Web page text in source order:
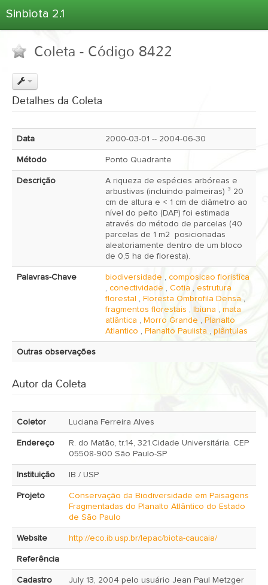
Sinbiota 2.1
Informações Ambientais
Coletas
Atlas 2.1
Estatísticas
Coleta - Código 8422
Detalhes da Coleta
Data 2000-03-01 -- 2004-06-30
Método Ponto Quadrante
Descrição
A riqueza de espécies arbóreas e
arbustivas (incluindo palmeiras) ³ 20
cm de altura e < 1 cm de diâmetro ao
nível do peito (DAP) foi estimada
através do método de parcelas (40
parcelas de 1 m2 posicionadas
aleatoriamente dentro de um bloco
de 0,5 ha de floresta).
Palavras-Chave biodiversidade , composicao floristica
, conectividade , Cotia , estrutura
florestal
, Floresta Ombrofila Densa ,
fragmentos florestais , Ibiuna , mata
atlântica , Morro Grande , Planalto
Atlantico , Planalto Paulista , plântulas
Outras observações
Autor da Coleta
Coletor Luciana Ferreira Alves
Endereço
R. do Matão, tr.14, 321.Cidade Universitária. CEP
05508-900 São Paulo-SP
Instituição IB / USP
Projeto
Conservação da Biodiversidade em Paisagens
Fragmentadas do Planalto Atlântico do Estado
de São Paulo
Website http://eco.ib.usp.br/lepac/biota-caucaia/
Referência
Cadastro
July 13, 2004 pelo usuário Jean Paul Metzger